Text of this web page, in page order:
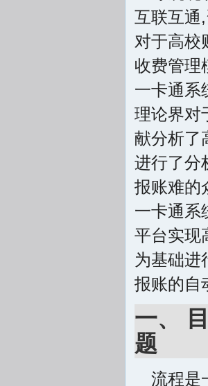
互联互通
对于高校
收费管理
一卡通系
理论界对
献分析了
进行了分
报账难的
一卡通系
平台实现
为基础进
报账的自
一、
题
流程是